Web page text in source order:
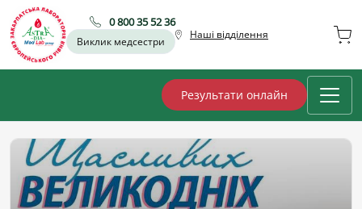
0 800 35 52 36
Виклик медсестри
Наші відділення
Результати онлайн